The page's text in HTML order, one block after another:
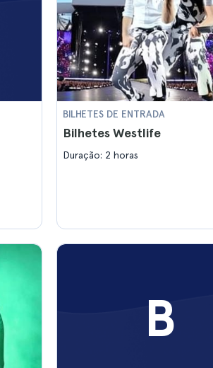
BILHETES DE ENTRADA
Bilhetes Westlife
Duração: 2 horas
B